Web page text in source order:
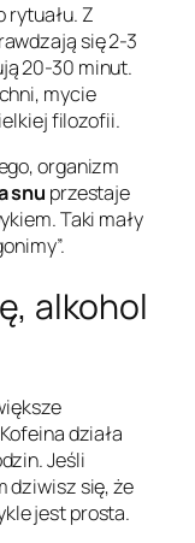
rytuału. Z
się 2-3
20-30 minut.
mycie
filozofii.
organizm
snu przestaje
Taki mały
alkohol
działa
Jeśli
dziwisz się, że
jest prosta.